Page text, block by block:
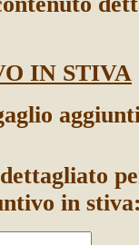
IN STIVA
in